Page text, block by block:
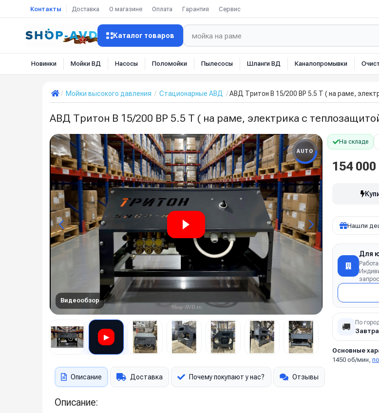
Контакты Доставка О магазине Оплата Гарантия Сервис
Каталог товаров
Новинки Мойки ВД Насосы Поломойки Пылесосы Шланги ВД Каналопромывки
Мойки высокого давления Стационарные АВД АВД Тритон B 15/200 BP 5.5 T ( на раме,
АВД Тритон B 15/200 BP 5.5 T ( на раме, электрика с
Видеообзор
AUTO
▶
На складе
154
Нашли
Для
🚚 По
Завтра
Основные
1450 об/мин,
Описание Доставка Почему покупают у нас? Отзывы
Описание: